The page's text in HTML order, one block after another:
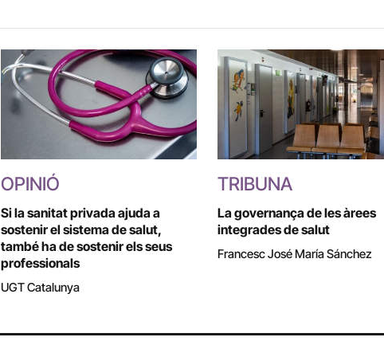
OPINIÓ
Si la sanitat privada ajuda a
sostenir el sistema de salut,
també ha de sostenir els seus
professionals
UGT Catalunya
TRIBUNA
La governança de les àrees
integrades de salut
Francesc José María Sánchez